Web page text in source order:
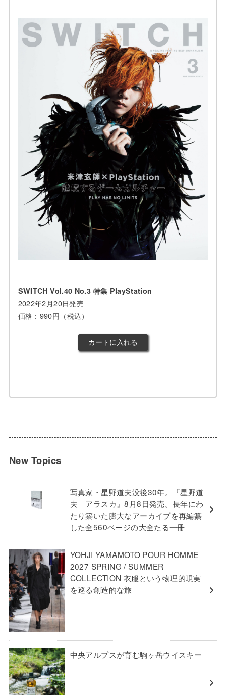
SWITCH Vol.40 No.3 特集 PlayStation
2022年2月20日発売
価格：990円（税込）
New Topics
写真家・星野道夫没後30年。『星野道
夫 アラスカ』8月8日発売。長年にわ
たり築いた膨大なアーカイブを再編纂
した全560ページの大全たる一冊
YOHJI YAMAMOTO POUR HOMME
2027 SPRING / SUMMER
COLLECTION 衣服という物理的現実
を巡る創造的な旅
中央アルプスが育む駒ヶ岳ウイスキー